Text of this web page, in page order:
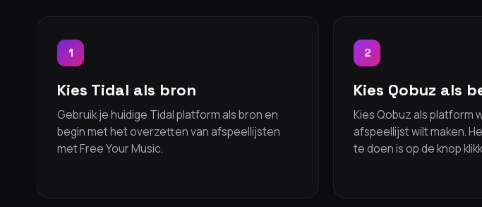
1
Kies Tidal als bron
Gebruik je huidige Tidal platform als bron en
begin met het overzetten van afspeellijsten
met Free Your Music.
2
Kies Qobuz als
Kies Qobuz als platform
afspeellijst wilt maken.
te doen is op de knop